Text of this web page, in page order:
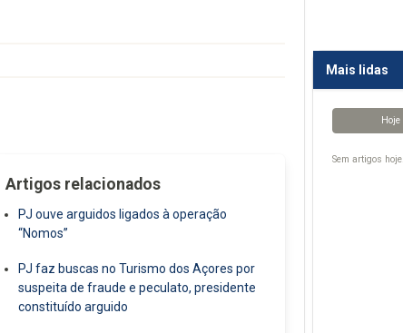
Artigos relacionados
PJ ouve arguidos ligados à operação
“Nomos”
PJ faz buscas no Turismo dos Açores por
suspeita de fraude e peculato, presidente
constituído arguido
Mais lidas
Hoje
Sem artigos hoje.